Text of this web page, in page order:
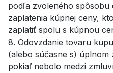
podľa zvoleného
zaplatenia kúpnej ceny,
zaplatiť spolu s kúpnou
8. Odovzdanie tovaru
(alebo súčasne s) úplnom
pokiaľ nebolo medzi